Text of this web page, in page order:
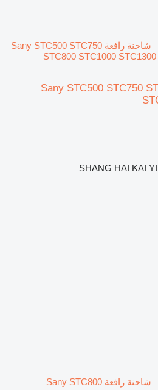
شاحنة رافعة Sany STC500 STC750
STC800 STC1000
Sany STC500 STC750
SHANG HAI KAI
شاحنة رافعة Sany STC800